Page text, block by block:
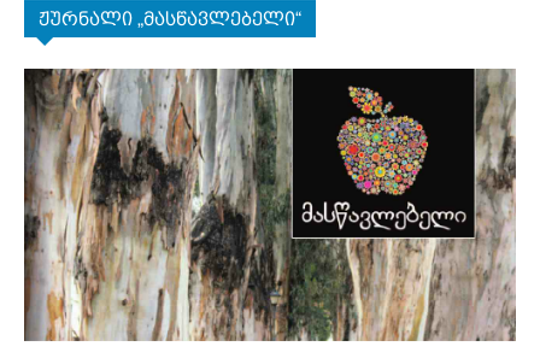
ჟურნალი „მასწავლებელი“